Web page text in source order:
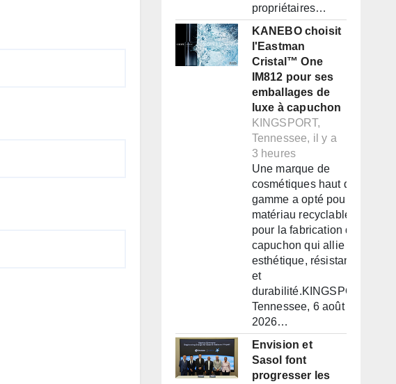
propriétaires…
KANEBO choisit
l'Eastman
Cristal™ One
IM812 pour ses
emballages de
luxe à capuchon
KINGSPORT,
Tennessee, il y a
3 heures
Une marque de
cosmétiques haut de
gamme a opté pour un
matériau recyclable
pour la fabrication d'un
capuchon qui allie
esthétique, résistance
et
durabilité.KINGSPORT,
Tennessee, 6 août
2026…
Envision et
Sasol font
progresser les